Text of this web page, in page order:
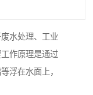
水处理、工业
作原理是通过
浮在水面上，